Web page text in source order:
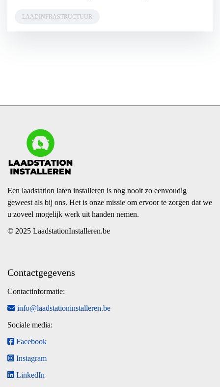
LAADINFRASTRUCTUUR
Een laadstation laten installeren is nog nooit zo eenvoudig
geweest als bij ons. Het is onze missie om ervoor te zorgen dat we
u zoveel mogelijk werk uit handen nemen.
© 2025 LaadstationInstalleren.be
Contactgegevens
Contactinformatie:
info@laadstationinstalleren.be
Sociale media:
Facebook
Instagram
LinkedIn